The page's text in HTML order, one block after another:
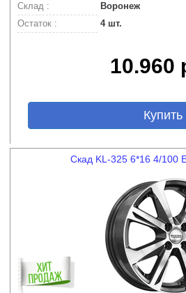
Склад :
Воронеж
Остаток :
4 шт.
10.960
Скад KL-325 6*16 4/100